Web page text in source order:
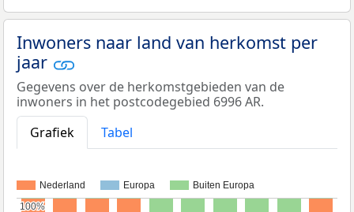
Inwoners naar land van herkomst per
jaar
Gegevens over de herkomstgebieden van de
inwoners in het postcodegebied 6996 AR.
Grafiek
Tabel
Nederland Europa Buiten Europa
100%
100%